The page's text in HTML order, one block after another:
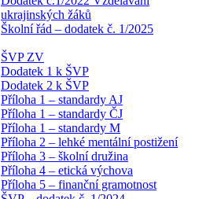
ukrajinských žáků
Školní řád – dodatek č. 1/2025
ŠVP ZV
Dodatek 1 k ŠVP
Dodatek 2 k ŠVP
Příloha 1 – standardy AJ
Příloha 1 – standardy ČJ
Příloha 1 – standardy M
Příloha 2 – lehké mentální postižení
Příloha 3 – školní družina
Příloha 4 – etická výchova
Příloha 5 – finanční gramotnost